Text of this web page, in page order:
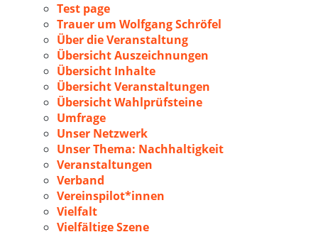
Test page
Trauer um Wolfgang Schröfel
Über die Veranstaltung
Übersicht Auszeichnungen
Übersicht Inhalte
Übersicht Veranstaltungen
Übersicht Wahlprüfsteine
Umfrage
Unser Netzwerk
Unser Thema: Nachhaltigkeit
Veranstaltungen
Verband
Vereinspilot*innen
Vielfalt
Vielfältige Szene